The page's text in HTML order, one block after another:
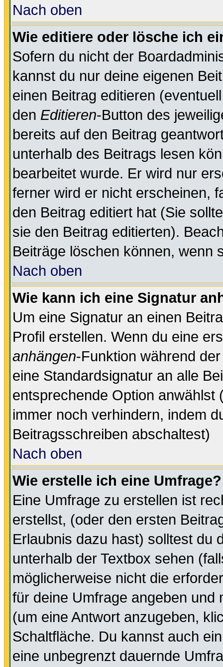
Nach oben
Wie editiere oder lösche ich
Sofern du nicht der
kannst du nur deine eigenen
einen Beitrag editieren
den Editieren-Button des
bereits auf den Beitrag
unterhalb des Beitrags lesen
bearbeitet wurde. Er wird nur
ferner wird er nicht erscheinen,
den Beitrag editiert hat (Sie
sie den Beitrag editierten).
Beiträge löschen können, wenn
Nach oben
Wie kann ich eine Signatur
Um eine Signatur an einen
Profil erstellen. Wenn du eine
anhängen-Funktion während
eine Standardsignatur an alle
entsprechende Option anwählst
immer noch verhindern, indem
Beitragsschreiben abschaltest)
Nach oben
Wie erstelle ich eine Umfrage?
Eine Umfrage zu erstellen ist
erstellst, (oder den ersten
Erlaubnis dazu hast) solltest du
unterhalb der Textbox sehen
möglicherweise nicht die
für deine Umfrage angeben und
(um eine Antwort anzugeben,
Schaltfläche. Du kannst auch
eine unbegrenzt dauernde